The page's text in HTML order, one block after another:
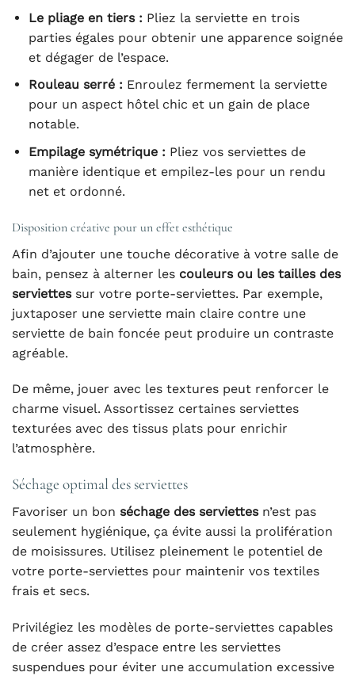
Le pliage en tiers : Pliez la serviette en trois
parties égales pour obtenir une apparence soignée
et dégager de l’espace.
Rouleau serré : Enroulez fermement la serviette
pour un aspect hôtel chic et un gain de place
notable.
Empilage symétrique : Pliez vos serviettes de
manière identique et empilez-les pour un rendu
net et ordonné.
Disposition créative pour un effet esthétique
Afin d’ajouter une touche décorative à votre salle de
bain, pensez à alterner les couleurs ou les tailles des
serviettessur votre porte-serviettes. Par exemple,
juxtaposer une serviette main claire contre une
serviette de bain foncée peut produire un contraste
agréable.
De même, jouer avec les textures peut renforcer le
charme visuel. Assortissez certaines serviettes
texturées avec des tissus plats pour enrichir
l’atmosphère.
Séchage optimal des serviettes
Favoriser un bon séchage des serviettesn’est pas
seulement hygiénique, ça évite aussi la prolifération
de moisissures. Utilisez pleinement le potentiel de
votre porte-serviettes pour maintenir vos textiles
frais et secs.
Privilégiez les modèles de porte-serviettes capables
de créer assez d’espace entre les serviettes
suspendues pour éviter une accumulation excessive